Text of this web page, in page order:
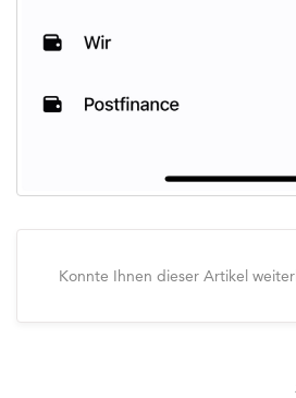
Konnte Ihnen dieser Artikel